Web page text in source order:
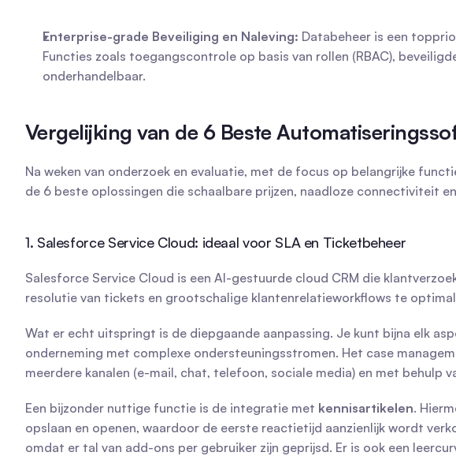
Enterprise-grade Beveiliging en Naleving: Databeheer is een
Functies zoals toegangscontrole op basis van rollen (RBAC),
onderhandelbaar.
Vergelijking van de 6 Beste
Na weken van onderzoek en evaluatie, met de focus op belangrijke
de 6 beste oplossingen die schaalbare prijzen, naadloze connectiviteit
1. Salesforce Service Cloud: ideaal voor SLA en Ticketbeheer
Salesforce Service Cloud is een AI-gestuurde cloud CRM die
resolutie van tickets en grootschalige klantenrelatieworkflows te
Wat er echt uitspringt is de diepgaande aanpassing. Je kunt bijna elk
onderneming met complexe ondersteuningsstromen. Het case
meerdere kanalen (e-mail, chat, telefoon, sociale media) en met behulp
Een bijzonder nuttige functie is de integratie met kennisartikelen.
opslaan en openen, waardoor de eerste reactietijd aanzienlijk wordt
omdat er tal van add-ons per gebruiker zijn geprijsd. Er is ook een